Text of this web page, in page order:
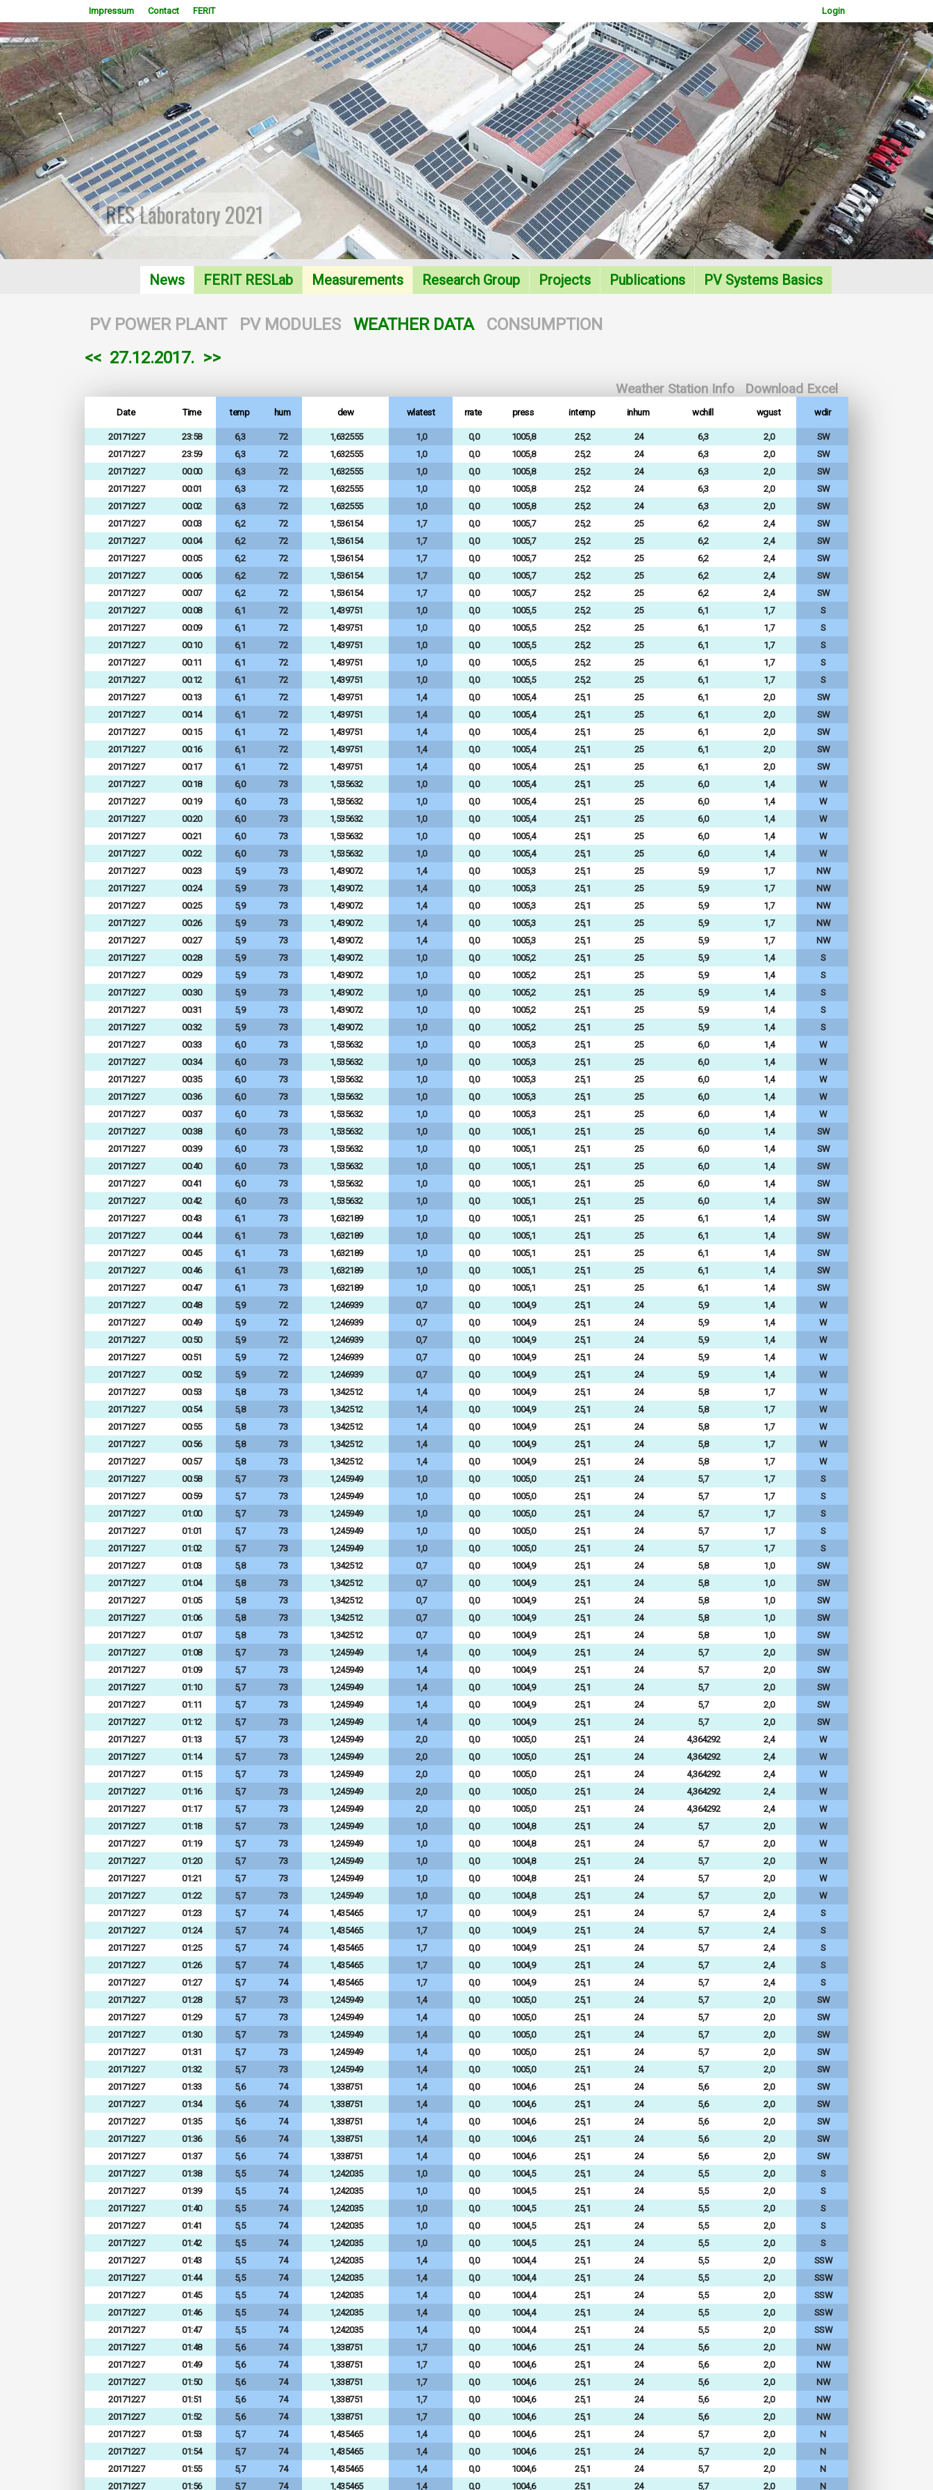
Impressum Contact FERIT Login
WOWSlider.com
RES Laboratory 2021
News FERIT RESLab Measurements Research Group Projects Publications PV Systems Basics
PV POWER PLANT PV MODULES WEATHER DATA
CONSUMPTION
<< 27.12.2017. >>
Download Excel
Weather Station Info
Date Time temp hum dew wlatest rrate press intemp inhum wchill wgust wdir
20171227 23:58 6,3 72 1,632555 1,0 0,0 1005,8 25,2 24 6,3 2,0
SW
20171227
23:59 6,3 72 1,632555 1,0 0,0 1005,8 25,2 24 6,3 2,0
SW
20171227
00:00 6,3 72 1,632555 1,0 0,0 1005,8 25,2 24 6,3 2,0
SW
20171227
00:01 6,3 72 1,632555 1,0 0,0 1005,8 25,2 24 6,3 2,0
SW
20171227
00:02 6,3 72 1,632555 1,0 0,0 1005,8 25,2 24 6,3 2,0
SW
20171227
00:03 6,2 72 1,536154 1,7 0,0 1005,7 25,2 25 6,2 2,4
SW
20171227
00:04 6,2 72 1,536154 1,7 0,0 1005,7 25,2 25 6,2 2,4
SW
20171227
00:05 6,2 72 1,536154 1,7 0,0 1005,7 25,2 25 6,2 2,4
SW
20171227
00:06 6,2 72 1,536154 1,7 0,0 1005,7 25,2 25 6,2 2,4
SW
20171227
00:07 6,2 72 1,536154 1,7 0,0 1005,7 25,2 25 6,2 2,4
SW
20171227
00:08 6,1 72 1,439751 1,0 0,0 1005,5 25,2 25 6,1 1,7
S
20171227
00:09 6,1 72 1,439751 1,0 0,0 1005,5 25,2 25 6,1 1,7
S
20171227
00:10 6,1 72 1,439751 1,0 0,0 1005,5 25,2 25 6,1 1,7
S
20171227
00:11 6,1 72 1,439751 1,0 0,0 1005,5 25,2 25 6,1 1,7
S
20171227
00:12 6,1 72 1,439751 1,0 0,0 1005,5 25,2 25 6,1 1,7
S
20171227
00:13 6,1 72 1,439751 1,4 0,0 1005,4 25,1 25 6,1 2,0
SW
20171227
00:14 6,1 72 1,439751 1,4 0,0 1005,4 25,1 25 6,1 2,0
SW
20171227
00:15 6,1 72 1,439751 1,4 0,0 1005,4 25,1 25 6,1 2,0
SW
20171227
00:16 6,1 72 1,439751 1,4 0,0 1005,4 25,1 25 6,1 2,0
SW
20171227
00:17 6,1 72 1,439751 1,4 0,0 1005,4 25,1 25 6,1 2,0
SW
20171227
00:18 6,0 73 1,535632 1,0 0,0 1005,4 25,1 25 6,0 1,4
W
20171227
00:19 6,0 73 1,535632 1,0 0,0 1005,4 25,1 25 6,0 1,4
W
20171227
00:20 6,0 73 1,535632 1,0 0,0 1005,4 25,1 25 6,0 1,4
W
20171227
00:21 6,0 73 1,535632 1,0 0,0 1005,4 25,1 25 6,0 1,4
W
20171227
00:22 6,0 73 1,535632 1,0 0,0 1005,4 25,1 25 6,0 1,4
W
20171227
00:23 5,9 73 1,439072 1,4 0,0 1005,3 25,1 25 5,9 1,7
NW
20171227
00:24 5,9 73 1,439072 1,4 0,0 1005,3 25,1 25 5,9 1,7
NW
20171227
00:25 5,9 73 1,439072 1,4 0,0 1005,3 25,1 25 5,9 1,7
NW
20171227
00:26 5,9 73 1,439072 1,4 0,0 1005,3 25,1 25 5,9 1,7
NW
20171227
00:27 5,9 73 1,439072 1,4 0,0 1005,3 25,1 25 5,9 1,7
NW
20171227
00:28 5,9 73 1,439072 1,0 0,0 1005,2 25,1 25 5,9 1,4
S
20171227
00:29 5,9 73 1,439072 1,0 0,0 1005,2 25,1 25 5,9 1,4
S
20171227
00:30 5,9 73 1,439072 1,0 0,0 1005,2 25,1 25 5,9 1,4
S
20171227
00:31 5,9 73 1,439072 1,0 0,0 1005,2 25,1 25 5,9 1,4
S
20171227
00:32 5,9 73 1,439072 1,0 0,0 1005,2 25,1 25 5,9 1,4
S
20171227
00:33 6,0 73 1,535632 1,0 0,0 1005,3 25,1 25 6,0 1,4
W
20171227
00:34 6,0 73 1,535632 1,0 0,0 1005,3 25,1 25 6,0 1,4
W
20171227
00:35 6,0 73 1,535632 1,0 0,0 1005,3 25,1 25 6,0 1,4
W
20171227
00:36 6,0 73 1,535632 1,0 0,0 1005,3 25,1 25 6,0 1,4
W
20171227
00:37 6,0 73 1,535632 1,0 0,0 1005,3 25,1 25 6,0 1,4
W
20171227
00:38 6,0 73 1,535632 1,0 0,0 1005,1 25,1 25 6,0 1,4
SW
20171227
00:39 6,0 73 1,535632 1,0 0,0 1005,1 25,1 25 6,0 1,4
SW
20171227
00:40 6,0 73 1,535632 1,0 0,0 1005,1 25,1 25 6,0 1,4
SW
20171227
00:41 6,0 73 1,535632 1,0 0,0 1005,1 25,1 25 6,0 1,4
SW
20171227
00:42 6,0 73 1,535632 1,0 0,0 1005,1 25,1 25 6,0 1,4
SW
20171227
00:43 6,1 73 1,632189 1,0 0,0 1005,1 25,1 25 6,1 1,4
SW
20171227
00:44 6,1 73 1,632189 1,0 0,0 1005,1 25,1 25 6,1 1,4
SW
20171227
00:45 6,1 73 1,632189 1,0 0,0 1005,1 25,1 25 6,1 1,4
SW
20171227
00:46 6,1 73 1,632189 1,0 0,0 1005,1 25,1 25 6,1 1,4
SW
20171227
00:47 6,1 73 1,632189 1,0 0,0 1005,1 25,1 25 6,1 1,4
SW
20171227
00:48 5,9 72 1,246939 0,7 0,0 1004,9 25,1 24 5,9 1,4
W
20171227
00:49 5,9 72 1,246939 0,7 0,0 1004,9 25,1 24 5,9 1,4
W
20171227
00:50 5,9 72 1,246939 0,7 0,0 1004,9 25,1 24 5,9 1,4
W
20171227
00:51 5,9 72 1,246939 0,7 0,0 1004,9 25,1 24 5,9 1,4
W
20171227
00:52 5,9 72 1,246939 0,7 0,0 1004,9 25,1 24 5,9 1,4
W
20171227
00:53 5,8 73 1,342512 1,4 0,0 1004,9 25,1 24 5,8 1,7
W
20171227
00:54 5,8 73 1,342512 1,4 0,0 1004,9 25,1 24 5,8 1,7
W
20171227
00:55 5,8 73 1,342512 1,4 0,0 1004,9 25,1 24 5,8 1,7
W
20171227
00:56 5,8 73 1,342512 1,4 0,0 1004,9 25,1 24 5,8 1,7
W
20171227
00:57 5,8 73 1,342512 1,4 0,0 1004,9 25,1 24 5,8 1,7
W
20171227
00:58 5,7 73 1,245949 1,0 0,0 1005,0 25,1 24 5,7 1,7
S
20171227
00:59 5,7 73 1,245949 1,0 0,0 1005,0 25,1 24 5,7 1,7
S
20171227
01:00 5,7 73 1,245949 1,0 0,0 1005,0 25,1 24 5,7 1,7
S
20171227
01:01 5,7 73 1,245949 1,0 0,0 1005,0 25,1 24 5,7 1,7
S
20171227
01:02 5,7 73 1,245949 1,0 0,0 1005,0 25,1 24 5,7 1,7
S
20171227
01:03 5,8 73 1,342512 0,7 0,0 1004,9 25,1 24 5,8 1,0
SW
20171227
01:04 5,8 73 1,342512 0,7 0,0 1004,9 25,1 24 5,8 1,0
SW
20171227
01:05 5,8 73 1,342512 0,7 0,0 1004,9 25,1 24 5,8 1,0
SW
20171227
01:06 5,8 73 1,342512 0,7 0,0 1004,9 25,1 24 5,8 1,0
SW
20171227
01:07 5,8 73 1,342512 0,7 0,0 1004,9 25,1 24 5,8 1,0
SW
20171227
01:08 5,7 73 1,245949 1,4 0,0 1004,9 25,1 24 5,7 2,0
SW
20171227
01:09 5,7 73 1,245949 1,4 0,0 1004,9 25,1 24 5,7 2,0
SW
20171227
01:10 5,7 73 1,245949 1,4 0,0 1004,9 25,1 24 5,7 2,0
SW
20171227
01:11 5,7 73 1,245949 1,4 0,0 1004,9 25,1 24 5,7 2,0
SW
20171227
01:12 5,7 73 1,245949 1,4 0,0 1004,9 25,1 24 5,7 2,0
SW
20171227
01:13 5,7 73 1,245949 2,0 0,0 1005,0 25,1 24 4,364292 2,4
W
20171227
01:14 5,7 73 1,245949 2,0 0,0 1005,0 25,1 24 4,364292 2,4
W
20171227
01:15 5,7 73 1,245949 2,0 0,0 1005,0 25,1 24 4,364292 2,4
W
20171227
01:16 5,7 73 1,245949 2,0 0,0 1005,0 25,1 24 4,364292 2,4
W
20171227
01:17 5,7 73 1,245949 2,0 0,0 1005,0 25,1 24 4,364292 2,4
W
20171227
01:18 5,7 73 1,245949 1,0 0,0 1004,8 25,1 24 5,7 2,0
W
20171227
01:19 5,7 73 1,245949 1,0 0,0 1004,8 25,1 24 5,7 2,0
W
20171227
01:20 5,7 73 1,245949 1,0 0,0 1004,8 25,1 24 5,7 2,0
W
20171227
01:21 5,7 73 1,245949 1,0 0,0 1004,8 25,1 24 5,7 2,0
W
20171227
01:22 5,7 73 1,245949 1,0 0,0 1004,8 25,1 24 5,7 2,0
W
20171227
01:23 5,7 74 1,435465 1,7 0,0 1004,9 25,1 24 5,7 2,4
S
20171227
01:24 5,7 74 1,435465 1,7 0,0 1004,9 25,1 24 5,7 2,4
S
20171227
01:25 5,7 74 1,435465 1,7 0,0 1004,9 25,1 24 5,7 2,4
S
20171227
01:26 5,7 74 1,435465 1,7 0,0 1004,9 25,1 24 5,7 2,4
S
20171227
01:27 5,7 74 1,435465 1,7 0,0 1004,9 25,1 24 5,7 2,4
S
20171227
01:28 5,7 73 1,245949 1,4 0,0 1005,0 25,1 24 5,7 2,0
SW
20171227
01:29 5,7 73 1,245949 1,4 0,0 1005,0 25,1 24 5,7 2,0
SW
20171227
01:30 5,7 73 1,245949 1,4 0,0 1005,0 25,1 24 5,7 2,0
SW
20171227
01:31 5,7 73 1,245949 1,4 0,0 1005,0 25,1 24 5,7 2,0
SW
20171227
01:32 5,7 73 1,245949 1,4 0,0 1005,0 25,1 24 5,7 2,0
SW
20171227
01:33 5,6 74 1,338751 1,4 0,0 1004,6 25,1 24 5,6 2,0
SW
20171227
01:34 5,6 74 1,338751 1,4 0,0 1004,6 25,1 24 5,6 2,0
SW
20171227
01:35 5,6 74 1,338751 1,4 0,0 1004,6 25,1 24 5,6 2,0
SW
20171227
01:36 5,6 74 1,338751 1,4 0,0 1004,6 25,1 24 5,6 2,0
SW
20171227
01:37 5,6 74 1,338751 1,4 0,0 1004,6 25,1 24 5,6 2,0
SW
20171227
01:38 5,5 74 1,242035 1,0 0,0 1004,5 25,1 24 5,5 2,0
S
20171227
01:39 5,5 74 1,242035 1,0 0,0 1004,5 25,1 24 5,5 2,0
S
20171227
01:40 5,5 74 1,242035 1,0 0,0 1004,5 25,1 24 5,5 2,0
S
20171227
01:41 5,5 74 1,242035 1,0 0,0 1004,5 25,1 24 5,5 2,0
S
20171227
01:42 5,5 74 1,242035 1,0 0,0 1004,5 25,1 24 5,5 2,0
S
20171227
01:43 5,5 74 1,242035 1,4 0,0 1004,4 25,1 24 5,5 2,0
SSW
20171227
01:44 5,5 74 1,242035 1,4 0,0 1004,4 25,1 24 5,5 2,0
SSW
20171227
01:45 5,5 74 1,242035 1,4 0,0 1004,4 25,1 24 5,5 2,0
SSW
20171227
01:46 5,5 74 1,242035 1,4 0,0 1004,4 25,1 24 5,5 2,0
SSW
20171227
01:47 5,5 74 1,242035 1,4 0,0 1004,4 25,1 24 5,5 2,0
SSW
20171227
01:48 5,6 74 1,338751 1,7 0,0 1004,6 25,1 24 5,6 2,0
NW
20171227
01:49 5,6 74 1,338751 1,7 0,0 1004,6 25,1 24 5,6 2,0
NW
20171227
01:50 5,6 74 1,338751 1,7 0,0 1004,6 25,1 24 5,6 2,0
NW
20171227
01:51 5,6 74 1,338751 1,7 0,0 1004,6 25,1 24 5,6 2,0
NW
20171227
01:52 5,6 74 1,338751 1,7 0,0 1004,6 25,1 24 5,6 2,0
NW
20171227
01:53 5,7 74 1,435465 1,4 0,0 1004,6 25,1 24 5,7 2,0
N
20171227
01:54 5,7 74 1,435465 1,4 0,0 1004,6 25,1 24 5,7 2,0
N
20171227
01:55 5,7 74 1,435465 1,4 0,0 1004,6 25,1 24 5,7 2,0
N
20171227
01:56 5,7 74 1,435465 1,4 0,0 1004,6 25,1 24 5,7 2,0 N